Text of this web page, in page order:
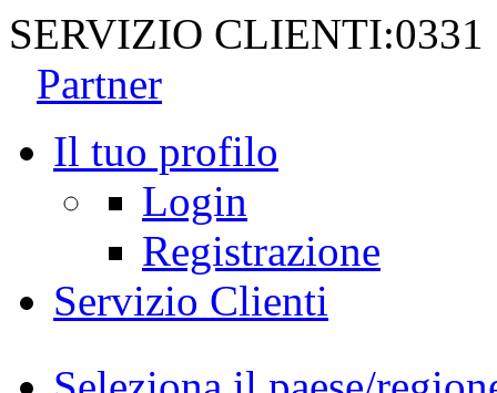
SERVIZIO CLIENTI:0331
Partner
Il tuo profilo
Login
Registrazione
Servizio Clienti